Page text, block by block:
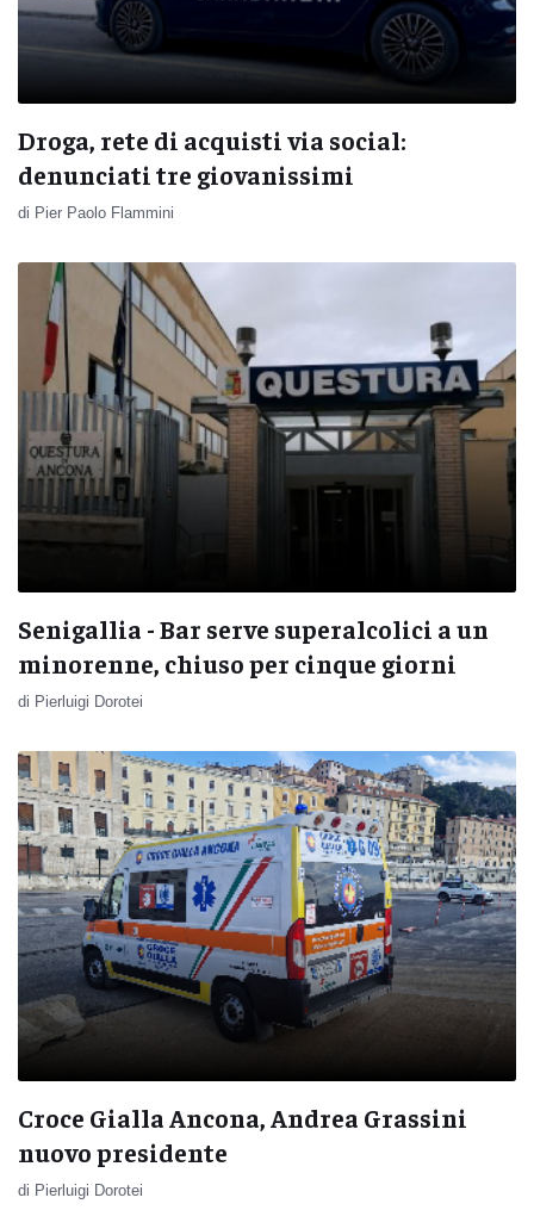
Droga, rete di acquisti via social:
denunciati tre giovanissimi
di Pier Paolo Flammini
Senigallia - Bar serve superalcolici a un
minorenne, chiuso per cinque giorni
di Pierluigi Dorotei
Croce Gialla Ancona, Andrea Grassini
nuovo presidente
di Pierluigi Dorotei